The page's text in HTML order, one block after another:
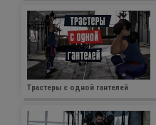
Трастеры с одной гантелей